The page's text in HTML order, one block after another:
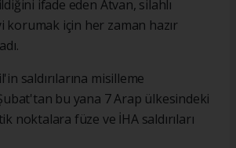
ifade eden Atvan, silahlı
korumak için her zaman hazır
saldırılarına misilleme
bu yana 7 Arap ülkesindeki
noktalara füze ve İHA saldırıları